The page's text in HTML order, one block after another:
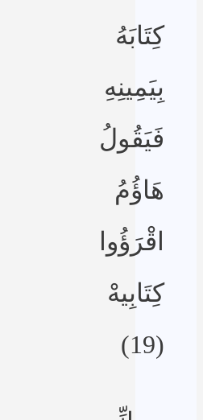
كِتَابَهُ
بِيَمِينِهِ
فَيَقُولُ
هَاؤُمُ
اقْرَؤُوا
كِتَابِيهْ
(19)